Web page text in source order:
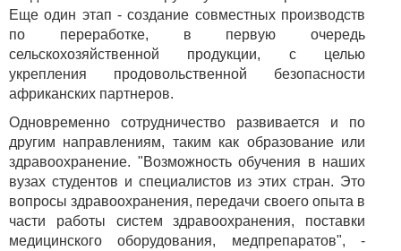
Еще один этап - создание совместных производств
по переработке, в первую очередь
сельскохозяйственной продукции, с целью
укрепления продовольственной безопасности
африканских партнеров.
Одновременно сотрудничество развивается и по
другим направлениям, таким как образование или
здравоохранение. "Возможность обучения в наших
вузах студентов и специалистов из этих стран. Это
вопросы здравоохранения, передачи своего опыта в
части работы систем здравоохранения, поставки
медицинского оборудования, медпрепаратов", -